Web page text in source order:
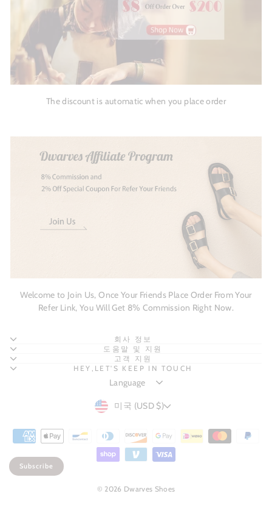
The discount is automatic when you place order
Welcome to Join Us, Once Your Friends Place Order From Your
Refer Link, You Will Get 8% Commission Right Now.
회사 정보
도움말 및 지원
고객 지원
HEY,LET'S KEEP IN TOUCH
CURRENCY
미국 (USD $)
© 2026 Dwarves Shoes
Subscribe